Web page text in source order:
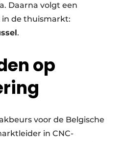
Daarna volgt een
de thuismarkt:
.
op
voor de Belgische
in CNC-